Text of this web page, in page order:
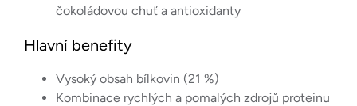
čokoládovou chuť a antioxidanty
Hlavní benefity
Vysoký obsah bílkovin (21 %)
Kombinace rychlých a pomalých zdrojů proteinu